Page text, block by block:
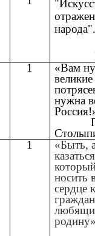
народа".
1
«Вам
великие
нужна
1
«Быть,
носить
сердце